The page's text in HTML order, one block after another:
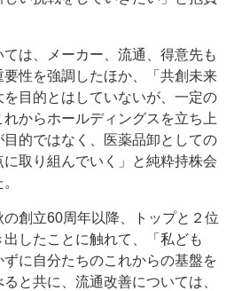
は、メーカー、流通、得意先も
性を強調したほか、「共創未来
目的とはしていないが、一定の
からホールディングスを立ち上
的ではなく、医薬品卸としての
取り組んでいく」と純粋持株会
創立60周年以降、トップと２位
したことに触れて、「私ども
に自分たちのこれからの基盤を
と共に、流通改善については、